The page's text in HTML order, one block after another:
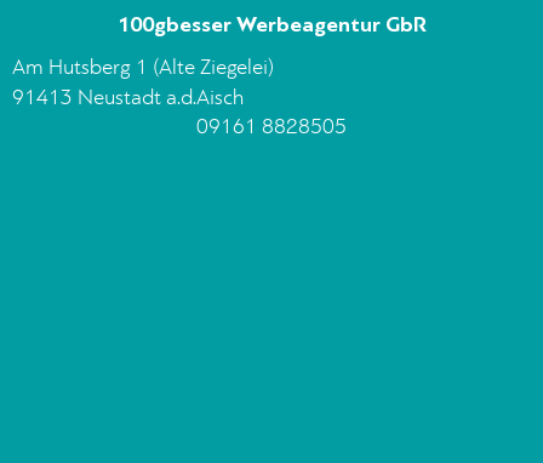
100gbesser Werbeagentur GbR
Am Hutsberg 1 (Alte Ziegelei)
91413 Neustadt a.d.Aisch
09161 8828505